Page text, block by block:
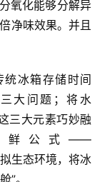
氧化能够分解异
净味效果。并且
冰箱存储时间
大问题；将水
三大元素巧妙融
鲜公式——
生态环境，将冰